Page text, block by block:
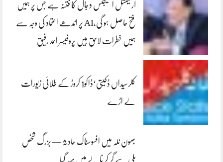
آرٹیفشل انٹلیجنس دجال کا فتنہ ہے جس پر ہمیں
فتح حاصل ہو گی،AI پر اندھے اعتماد کی وجہ سے
ہمیں خطرات لاحق ہیں پروفیسر احمد رفیق
کلرسیداں ڈکیتی‘ڈاکو1 کروڑ کے طلائی زیورات
لے اڑے
بھون نلہ میں افسوسناک حادثہ — بزرگ شخص
پلی سے گر کر نالے میں بہہ گیا